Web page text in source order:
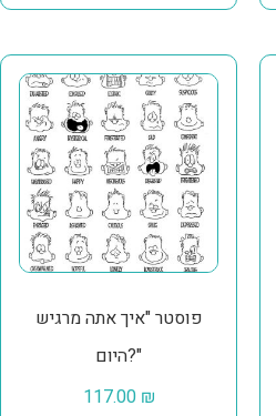
פוסטר "איך אתה מרגיש
היום?"
117.00 ₪